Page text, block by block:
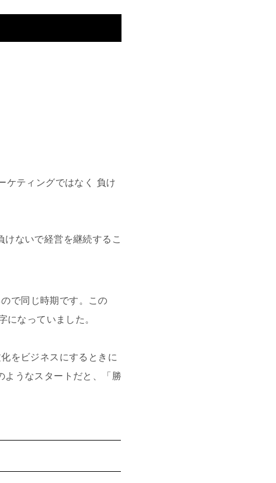
ケティングではなく 負け
ないで経営を継続するこ
で同じ時期です。この
になっていました。
をビジネスにするときに
ようなスタートだと、「勝